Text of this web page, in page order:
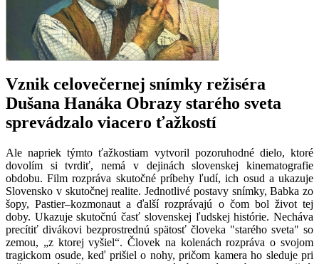
Vznik celovečernej snímky režiséra
Dušana Hanáka Obrazy starého sveta
sprevádzalo viacero ťažkostí
Ale napriek týmto ťažkostiam vytvoril pozoruhodné dielo, ktoré
dovolím si tvrdiť, nemá v dejinách slovenskej kinematografie
obdobu. Film rozpráva skutočné príbehy ľudí, ich osud a ukazuje
Slovensko v skutočnej realite. Jednotlivé postavy snímky, Babka zo
šopy, Pastier–kozmonaut a ďalší rozprávajú o čom bol život tej
doby. Ukazuje skutočnú časť slovenskej ľudskej histórie. Necháva
precítiť divákovi bezprostrednú spätosť človeka "starého sveta" so
zemou, „z ktorej vyšiel“. Človek na kolenách rozpráva o svojom
tragickom osude, keď prišiel o nohy, pričom kamera ho sleduje pri